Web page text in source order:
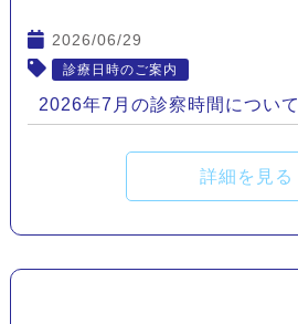
2026/06/29
診療日時のご案内
2026年7月の診察時間について
詳細を見る